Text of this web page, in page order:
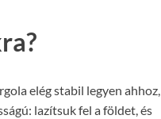
elég stabil legyen ahhoz,
lazítsuk fel a földet, és